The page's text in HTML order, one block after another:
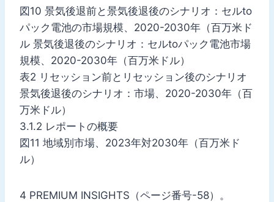
図10 景気後退前と景気後退後のシナリオ：セルto
パック電池の市場規模、2020-2030年（百万米ド
ル 景気後退後のシナリオ：セルtoパック電池市場
規模、2020-2030年（百万米ドル）
表2 リセッション前とリセッション後のシナリオ
景気後退後のシナリオ：市場、2020-2030年（百
万米ドル）
3.1.2 レポートの概要
図11 地域別市場、2023年対2030年（百万米ド
ル）
4 PREMIUM INSIGHTS（ページ番号-58）。